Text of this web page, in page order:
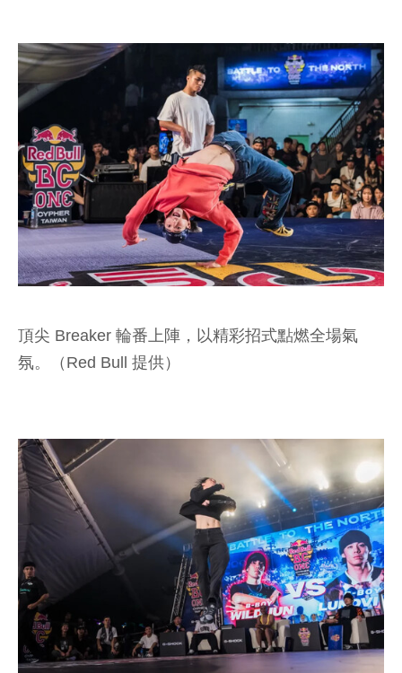
頂尖 Breaker 輪番上陣，以精彩招式點燃全場氣
氛。（Red Bull 提供）